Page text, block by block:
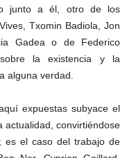
junto a él, otro de los
Txomin Badiola, Jon
Gadea o de Federico
la existencia y la
alguna verdad.
expuestas subyace el
actualidad, convirtiéndose
es el caso del trabajo de